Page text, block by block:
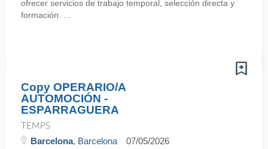
ofrecer servicios de trabajo temporal, selección directa y
formación. ...
Copy OPERARIO/A
AUTOMOCIÓN -
ESPARRAGUERA
TEMPS
Barcelona, Barcelona 07/05/2026